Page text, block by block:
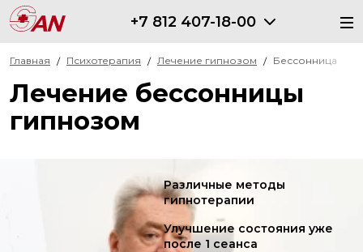
+7 812 407-18-00
Главная Психотерапия Лечение гипнозом Бессонница
Лечение бессонницы
гипнозом
Различные методы
гипнотерапии
Улучшение состояния уже
после 1 сеанса